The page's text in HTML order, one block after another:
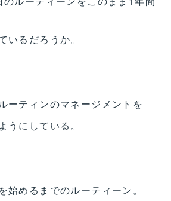
いるだろうか。
ーティンのマネージメントを
うにしている。
始めるまでのルーティーン。